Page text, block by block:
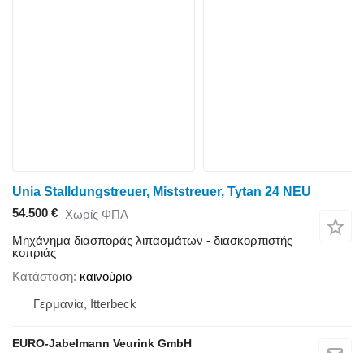
Unia Stalldungstreuer, Miststreuer, Tytan 24 NEU
54.500 € Χωρίς ΦΠΑ
Μηχάνημα διασποράς λιπασμάτων - διασκορπιστής
κοπριάς
Κατάσταση καινούριο
Γερμανία, Itterbeck
EURO-Jabelmann Veurink GmbH